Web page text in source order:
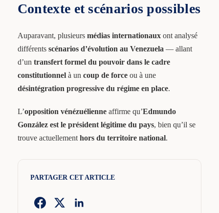
Contexte et scénarios possibles
Auparavant, plusieurs médias internationauxont analysé
différents scénarios d’évolution au Venezuela — allant
d’un transfert formel du pouvoir dans le cadre
constitutionnelà un coup de forceou à une
désintégration progressive du régime en place.
L’opposition vénézuélienneaffirme qu’Edmundo
González est le président légitime du pays, bien qu’il se
trouve actuellementhors du territoire national.
PARTAGER CET ARTICLE